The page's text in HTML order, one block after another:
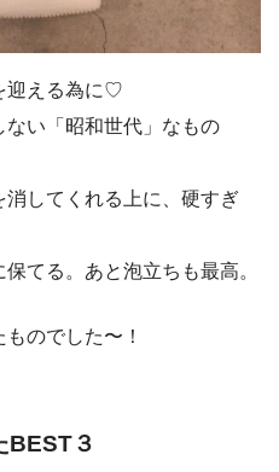
迎える為に♡
ない「昭和世代」なもの
してくれる上に、硬すぎ
てる。あと泡立ちも最高。
のでした〜！
BEST３